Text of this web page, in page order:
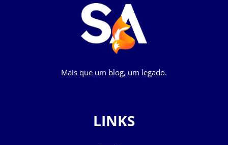
Mais que um blog, um legado.
LINKS